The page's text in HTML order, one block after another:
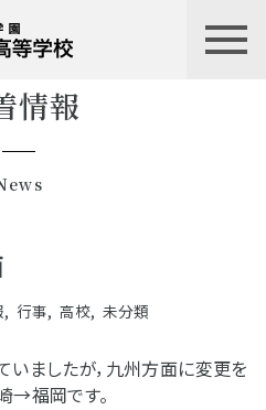
情報
, 行事, 高校, 未分類
いましたが，九州方面に変更を
→福岡です。